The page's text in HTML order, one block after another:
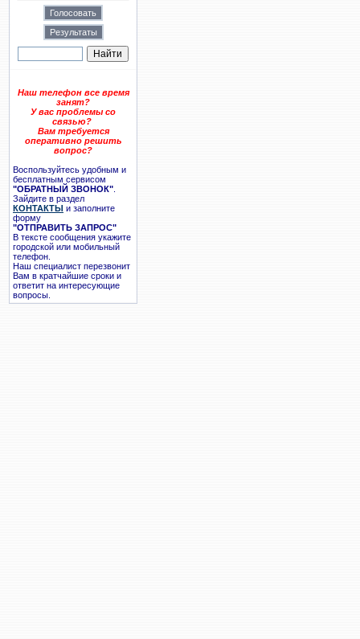
Наш телефон все время
занят?
У вас проблемы со
связью?
Вам требуется
оперативно решить
вопрос?
Воспользуйтесь удобным и
бесплатным сервисом
"ОБРАТНЫЙ ЗВОНОК"
Зайдите в раздел
КОНТАКТЫ и заполните
форму
"ОТПРАВИТЬ ЗАПРОС"
В тексте сообщения укажите
городской или мобильный
телефон.
Наш специалист перезвонит
Вам в кратчайшие сроки и
ответит на интересующие
вопросы.